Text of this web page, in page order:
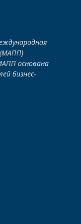
(МАПП)
основана
бизнес-